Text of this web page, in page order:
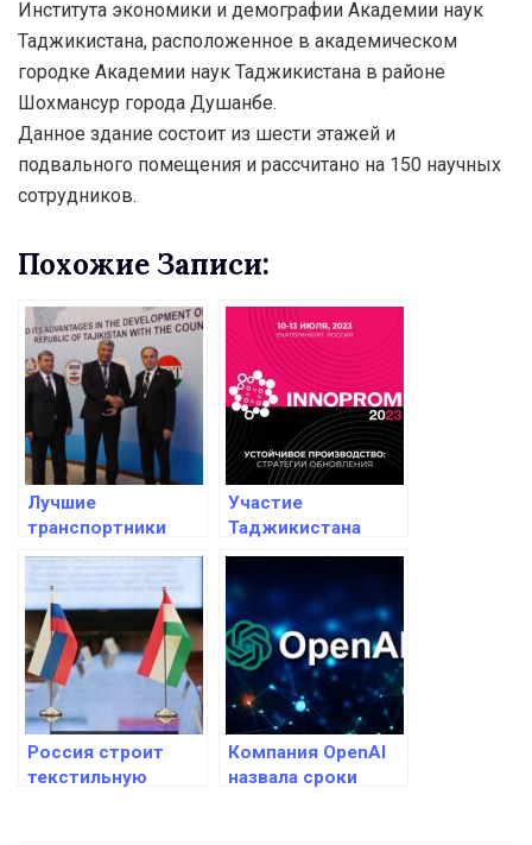
Института экономики и демографии Академии наук
Таджикистана, расположенное в академическом
городке Академии наук Таджикистана в районе
Шохмансур города Душанбе.
Данное здание состоит из шести этажей и
подвального помещения и рассчитано на 150 научных
сотрудников.
Похожие Записи:
Лучшие
транспортники
страны отмечены
международными
наградами
Участие
Таджикистана
наряду с 700
международными
компаниями в
международной
выставке
ИННОПРОМ
Россия строит
текстильную
Компания OpenAI
назвала сроки